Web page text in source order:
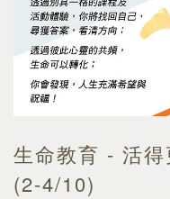
生命教育 - 活得
(2-4/10)